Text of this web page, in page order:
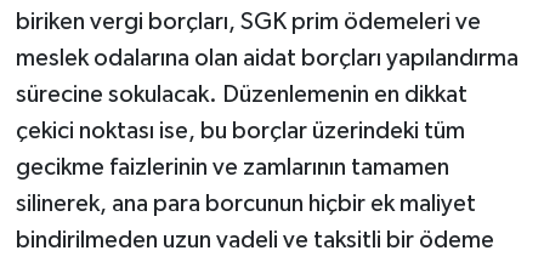
biriken vergi borçları, SGK prim ödemeleri ve
meslek odalarına olan aidat borçları yapılandırma
sürecine sokulacak. Düzenlemenin en dikkat
çekici noktası ise, bu borçlar üzerindeki tüm
gecikme faizlerinin ve zamlarının tamamen
silinerek, ana para borcunun hiçbir ek maliyet
bindirilmeden uzun vadeli ve taksitli bir ödeme